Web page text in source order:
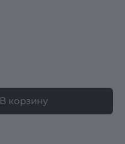
В корзину